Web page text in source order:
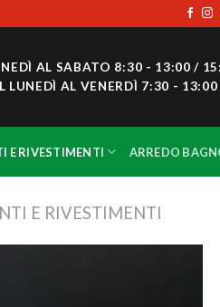
AL SABATO 8:30 - 13:00 /
LUNEDÌ AL VENERDÌ 7:30 -
E RIVESTIMENTI ARREDO
E RIVESTIMENTI